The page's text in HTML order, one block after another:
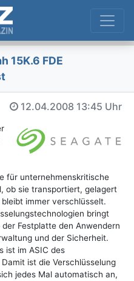
15K.6 FDE
12.04.2008 13:45 Uhr
für unternehmenskritische
ob sie transportiert, gelagert
immer verschlüsselt.
bringt
Festplatte den Anwendern
und der Sicherheit.
ist im ASIC des
ist die Verschlüsselung
jedes Mal automatisch an,